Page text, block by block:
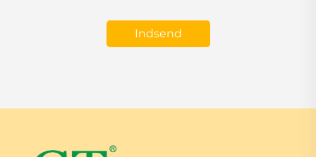
Indsend